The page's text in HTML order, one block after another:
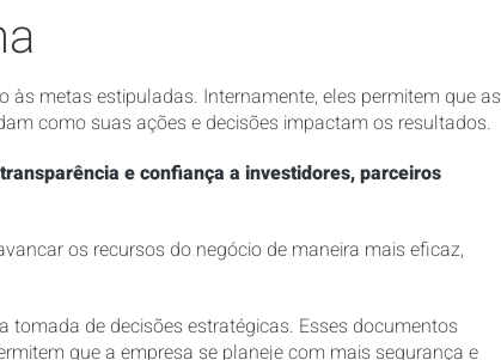
metas estipuladas. Internamente, eles permitem que as
como suas ações e decisões impactam os resultados.
e confiança a investidores, parceiros
os recursos do negócio de maneira mais eficaz,
de decisões estratégicas. Esses documentos
que a empresa se planeje com mais segurança e